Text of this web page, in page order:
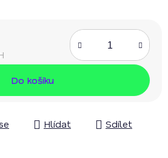
Do košíku
Hlídat Sdílet